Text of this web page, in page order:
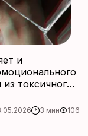
и
токсичного
3 мин 106